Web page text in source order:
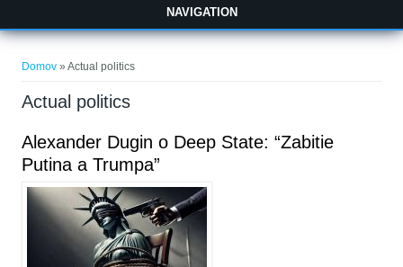
NAVIGATION
Domov » Actual politics
Actual politics
Alexander Dugin o Deep State: “Zabitie
Putina a Trumpa”